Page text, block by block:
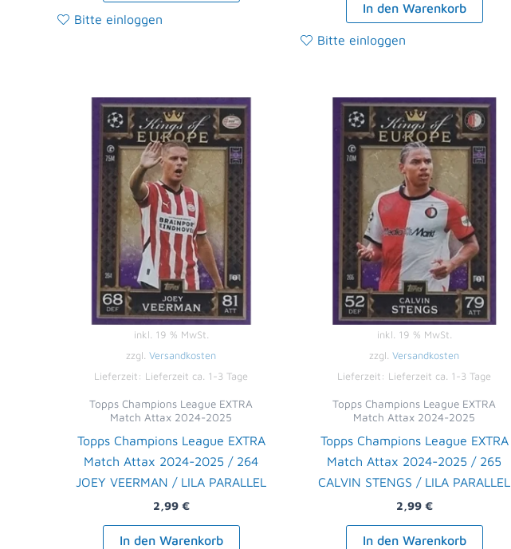
Bitte einloggen
In den Warenkorb
Bitte einloggen
inkl. 19 % MwSt.
zzgl. Versandkosten
Lieferzeit: Lieferzeit ca. 1-3 Tage
Topps Champions League EXTRA
Match Attax 2024-2025
Topps Champions League EXTRA
Match Attax 2024-2025 / 264
JOEY VEERMAN / LILA PARALLEL
2,99 €
In den Warenkorb
inkl. 19 % MwSt.
zzgl. Versandkosten
Lieferzeit: Lieferzeit ca. 1-3 Tage
Topps Champions League EXTRA
Match Attax 2024-2025
Topps Champions League EXTRA
Match Attax 2024-2025 / 265
CALVIN STENGS / LILA PARALLEL
2,99 €
In den Warenkorb